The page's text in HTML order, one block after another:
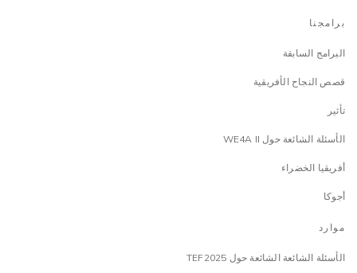
برامجنا
البرامج السابقة
قصص النجاح الأفريقية
تأثير
الأسئلة الشائعة حول WE4A II
أفريقيا الخضراء
أجوكا
موارد
الأسئلة الشائعة الشائعة حول TEF2025